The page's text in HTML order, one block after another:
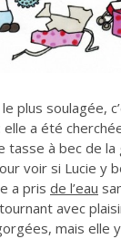
le plus soulagée,
elle a été
tasse à bec de la
voir si Lucie y
a pris de l’eau
avec
mais elle